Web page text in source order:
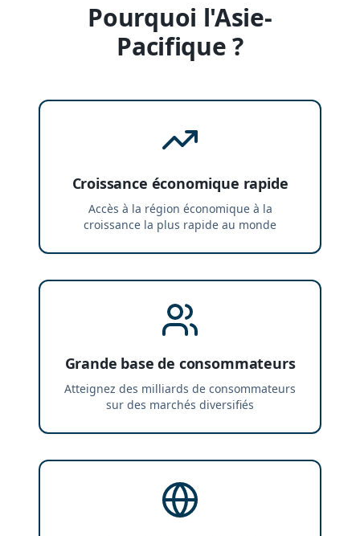
Pourquoi l'Asie-
Pacifique ?
Croissance économique rapide
Accès à la région économique à la
croissance la plus rapide au monde
Grande base de consommateurs
Atteignez des milliards de consommateurs
sur des marchés diversifiés